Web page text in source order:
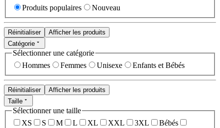
Produits populaires
Nouveau
Réinitialiser
Afficher les produits
Catégorie
Sélectionner une catégorie
Hommes
Femmes Unisexe Enfants et Bébés
Réinitialiser
Afficher les produits
Taille
Sélectionner une taille
XS
S M L XL XXL 3XL
Bébés